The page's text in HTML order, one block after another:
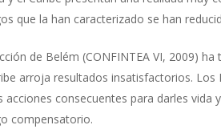
que la han caracterizado se han
de Belém (CONFINTEA VI, 2009)
arroja resultados insatisfactorios.
acciones consecuentes para darles vida
compensatorio.